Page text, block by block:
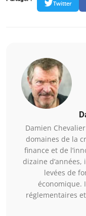
Twitter
Damien
domaines de la
finance et de
dizaine
levées de
économique.
réglementaires